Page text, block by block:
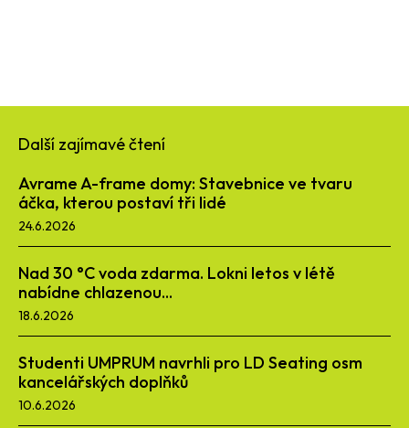
Další zajímavé čtení
Avrame A-frame domy: Stavebnice ve tvaru
áčka, kterou postaví tři lidé
24.6.2026
Nad 30 °C voda zdarma. Lokni letos v létě
nabídne chlazenou...
18.6.2026
Studenti UMPRUM navrhli pro LD Seating osm
kancelářských doplňků
10.6.2026